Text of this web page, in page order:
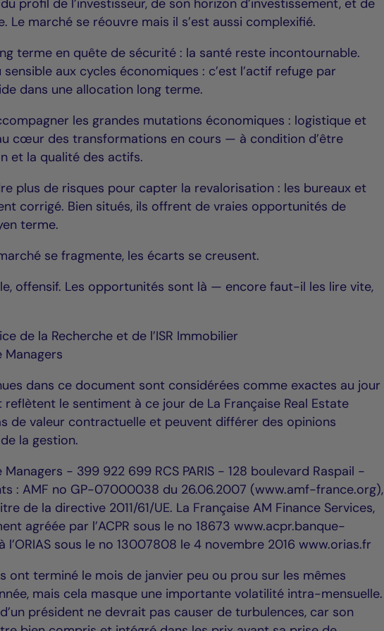
profil de l’investisseur, de son horizon d’investissement, et de
Le marché se réouvre mais il s’est aussi complexifié.
terme en quête de sécurité : la santé reste incontournable.
sensible aux cycles économiques : c’est l’actif refuge par
dans une allocation long terme.
les grandes mutations économiques : logistique et
cœur des transformations en cours — à condition d’être
et la qualité des actifs.
plus de risques pour capter la revalorisation : les bureaux et
corrigé. Bien situés, ils offrent de vraies opportunités de
terme.
se fragmente, les écarts se creusent.
offensif. Les opportunités sont là — encore faut-il les lire vite,
de la Recherche et de l’ISR Immobilier
Managers
dans ce document sont considérées comme exactes au jour
le sentiment à ce jour de La Française Real Estate
de valeur contractuelle et peuvent différer des opinions
la gestion.
Managers - 399 922 699 RCS PARIS - 128 boulevard Raspail -
: AMF no GP-07000038 du 26.06.2007 (www.amf-france.org),
de la directive 2011/61/UE. La Française AM Finance Services,
agréée par l’ACPR sous le no 18673 www.acpr.banque-
sous le no 13007808 le 4 novembre 2016 www.orias.fr
ont terminé le mois de janvier peu ou prou sur les mêmes
mais cela masque une importante volatilité intra-mensuelle.
d’un président ne devrait pas causer de turbulences, car son